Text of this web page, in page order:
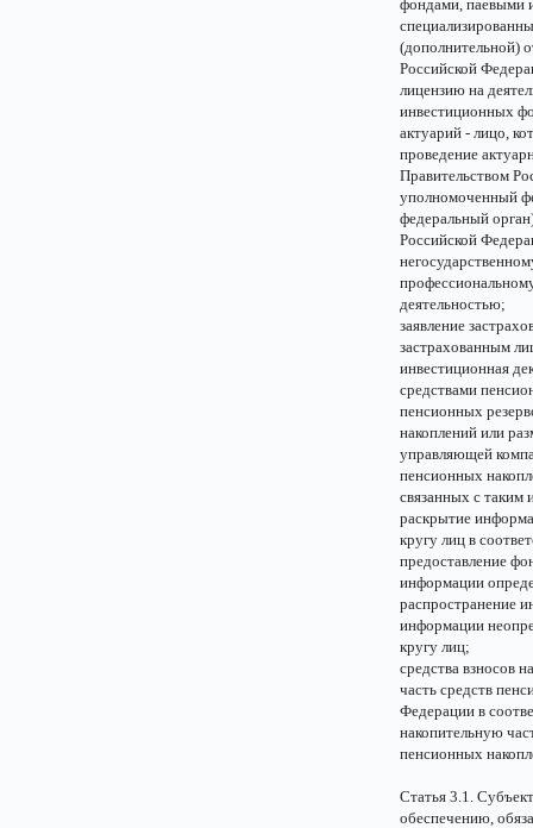
фондами, паевыми
(дополнительной)
Российской
лицензию на
инвестиционных
актуарий - лицо,
проведение
Правительством
уполномоченный
федеральный
Российской
деятельностью;
заявление
застрахованным
инвестиционная
средствами
пенсионных
накоплений или
управляющей
пенсионных
связанных с таким
раскрытие
кругу лиц в
предоставление
информации
распространение
информации
кругу лиц;
средства взносов
часть средств
Федерации в
накопительную
пенсионных
Статья 3.1.
обеспечению,